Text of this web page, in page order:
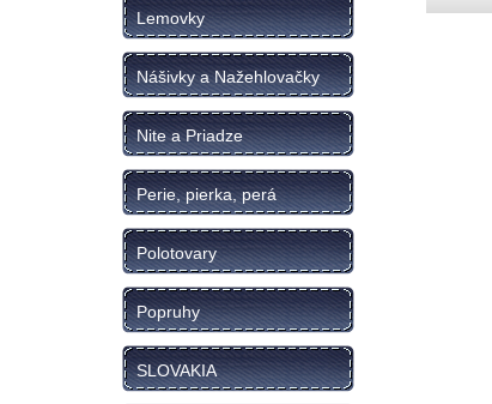
Lemovky
Nášivky a Nažehlovačky
Nite a Priadze
Perie, pierka, perá
Polotovary
Popruhy
SLOVAKIA